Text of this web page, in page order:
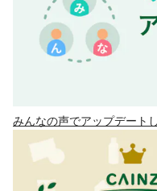
みんなの声でアップデート